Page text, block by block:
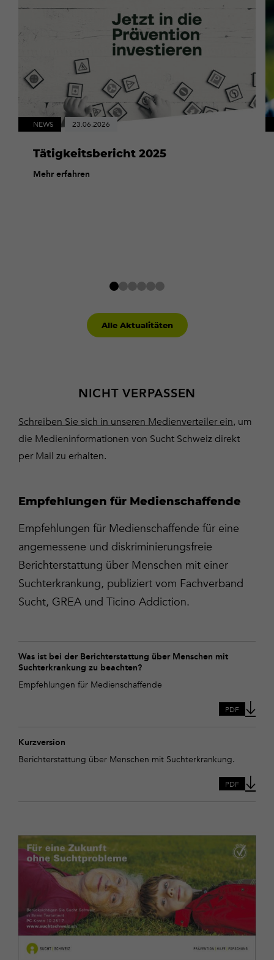
NEWS 23.06.2026
Tätigkeitsbericht 2025
Mehr erfahren
Alle Aktualitäten
NICHT VERPASSEN
Schreiben Sie sich in unseren Medienverteiler ein, um
die Medieninformationen von Sucht Schweiz direkt
per Mail zu erhalten.
Empfehlungen für Medienschaffende
Empfehlungen für Medienschaffende für eine
angemessene und diskriminierungsfreie
Berichterstattung über Menschen mit einer
Suchterkrankung, publiziert vom Fachverband
Sucht, GREA und Ticino Addiction.
Was ist bei der Berichterstattung über Menschen mit
Suchterkrankung zu beachten?
Empfehlungen für Medienschaffende
Was
ist
bei
der
mit
zu
PDF
Kurzversion
Berichterstattung über Menschen mit Suchterkrankung.
Kurzversion
PDF
Unsere
Anzeigen
herunterladen